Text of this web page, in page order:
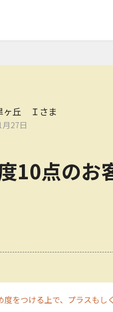
ヶ丘 Ｉさま
27日
10点のお
度をつける上で、プラスもし